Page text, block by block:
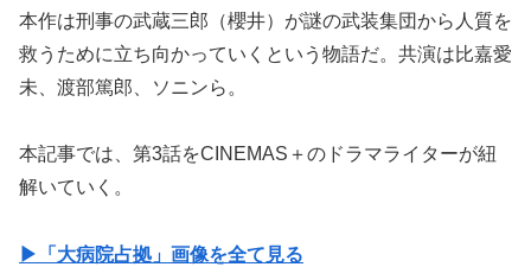
本作は刑事の武蔵三郎（櫻井）が謎の武装集団から人質を
救うために立ち向かっていくという物語だ。共演は比嘉愛
未、渡部篤郎、ソニンら。
本記事では、第3話をCINEMAS＋のドラマライターが紐
解いていく。
▶︎「大病院占拠」画像を全て見る